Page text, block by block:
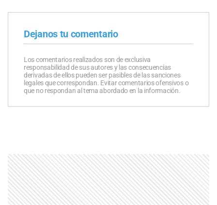
Dejanos tu comentario
Los comentarios realizados son de exclusiva
responsabilidad de sus autores y las consecuencias
derivadas de ellos pueden ser pasibles de las sanciones
legales que correspondan. Evitar comentarios ofensivos o
que no respondan al tema abordado en la información.